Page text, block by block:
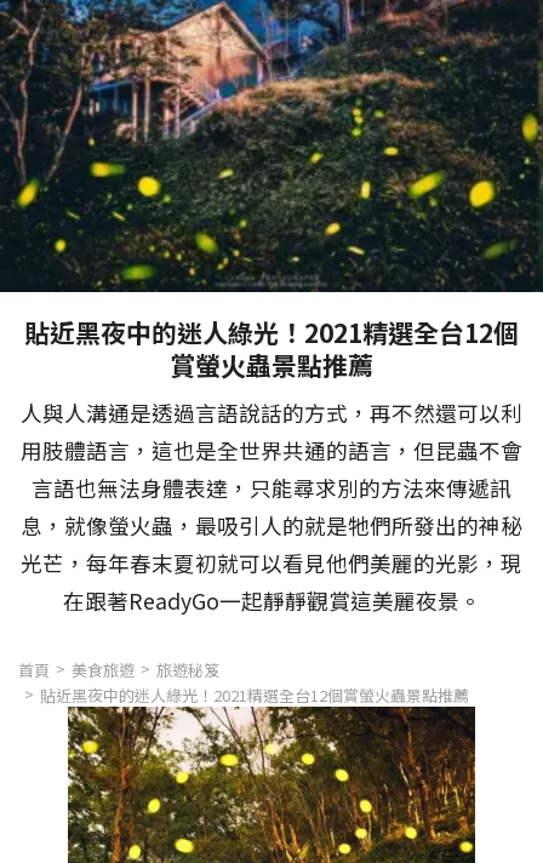
貼近黑夜中的迷人綠光！2021精選全台12個
賞螢火蟲景點推薦
人與人溝通是透過言語說話的方式，再不然還可以利
用肢體語言，這也是全世界共通的語言，但昆蟲不會
言語也無法身體表達，只能尋求別的方法來傳遞訊
息，就像螢火蟲，最吸引人的就是牠們所發出的神秘
光芒，每年春末夏初就可以看見他們美麗的光影，現
在跟著ReadyGo一起靜靜觀賞這美麗夜景。
首頁 美食旅遊
旅遊秘笈
貼近黑夜中的迷人綠光！2021精選全台12個賞螢火蟲景點推薦